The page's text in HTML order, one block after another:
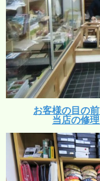
お客様の目の
当店の修